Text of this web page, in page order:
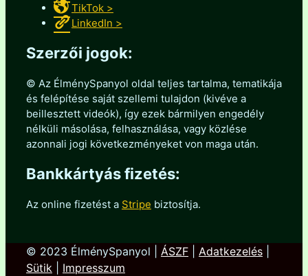
TikTok >
LinkedIn >
Szerzői jogok:
© Az ÉlménySpanyol oldal teljes tartalma, tematikája
és felépítése saját szellemi tulajdon (kivéve a
beillesztett videók), így ezek bármilyen engedély
nélküli másolása, felhasználása, vagy közlése
azonnali jogi következményeket von maga után.
Bankkártyás fizetés:
Az online fizetést a Stripe biztosítja.
© 2023 ÉlménySpanyol | ÁSZF Adatkezelés
Sütik
Impresszum